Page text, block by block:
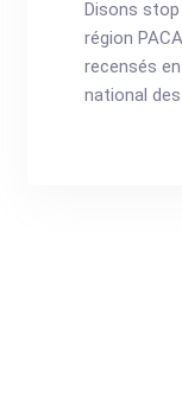
Disons
région
recensés
national